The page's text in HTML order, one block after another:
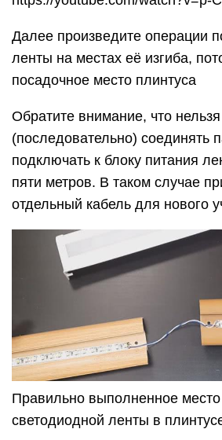
Светильники в
Грамотно разыгранный
и преображает помещение,
меняет геометрию
перестает быть статичным.
несколько видов ламп и лент,
которых можно организовать
из них имеет свои
расскажем более подробно.